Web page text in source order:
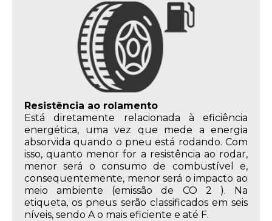
Resistência ao rolamento
Está diretamente relacionada à eficiência
energética, uma vez que mede a energia
absorvida quando o pneu está rodando. Com
isso, quanto menor for a resistência ao rodar,
menor será o consumo de combustível e,
consequentemente, menor será o impacto ao
meio ambiente (emissão de CO 2 ). Na
etiqueta, os pneus serão classificados em seis
níveis, sendo A o mais eficiente e até F.